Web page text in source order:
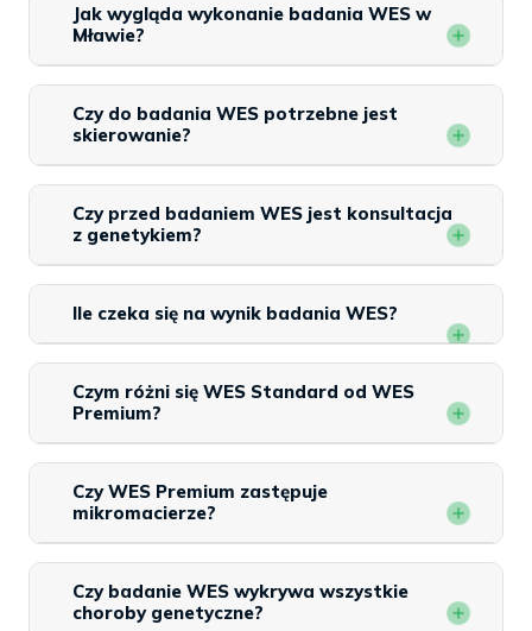
Jak wygląda wykonanie badania WES w
Mławie?
Czy do badania WES potrzebne jest
skierowanie?
Czy przed badaniem WES jest konsultacja
z genetykiem?
Ile czeka się na wynik badania WES?
Czym różni się WES Standard od WES
Premium?
Czy WES Premium zastępuje
mikromacierze?
Czy badanie WES wykrywa wszystkie
choroby genetyczne?